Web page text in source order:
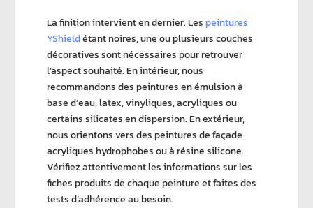
La finition intervient en dernier. Les peintures
YShieldétant noires, une ou plusieurs couches
décoratives sont nécessaires pour retrouver
l’aspect souhaité. En intérieur, nous
recommandons despeintures en émulsionà
base d’eau, latex, vinyliques, acryliques ou
certains silicates en dispersion. En extérieur,
nous orientons vers despeintures de façade
acryliques hydrophobesou àrésine silicone.
Vérifiez attentivement les informations sur les
fiches produits de chaque peinture et faites des
tests d’adhérence au besoin.